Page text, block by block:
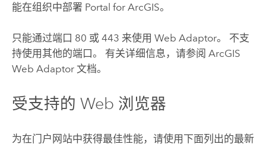
能在组织中部署 Portal for ArcGIS。
只能通过端口 80 或 443 来使用 Web Adaptor。 不支
持使用其他的端口。 有关详细信息，请参阅 ArcGIS
Web Adaptor文档。
受支持的 Web 浏览器
为在门户网站中获得最佳性能，请使用下面列出的最新